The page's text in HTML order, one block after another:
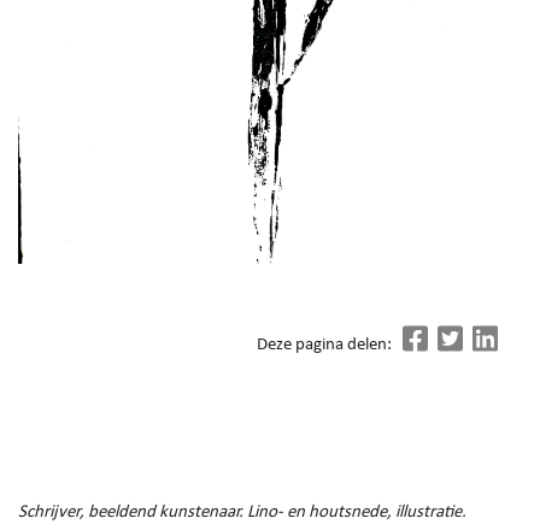
Deze pagina delen:
Schrijver, beeldend kunstenaar. Lino- en houtsnede, illustratie.